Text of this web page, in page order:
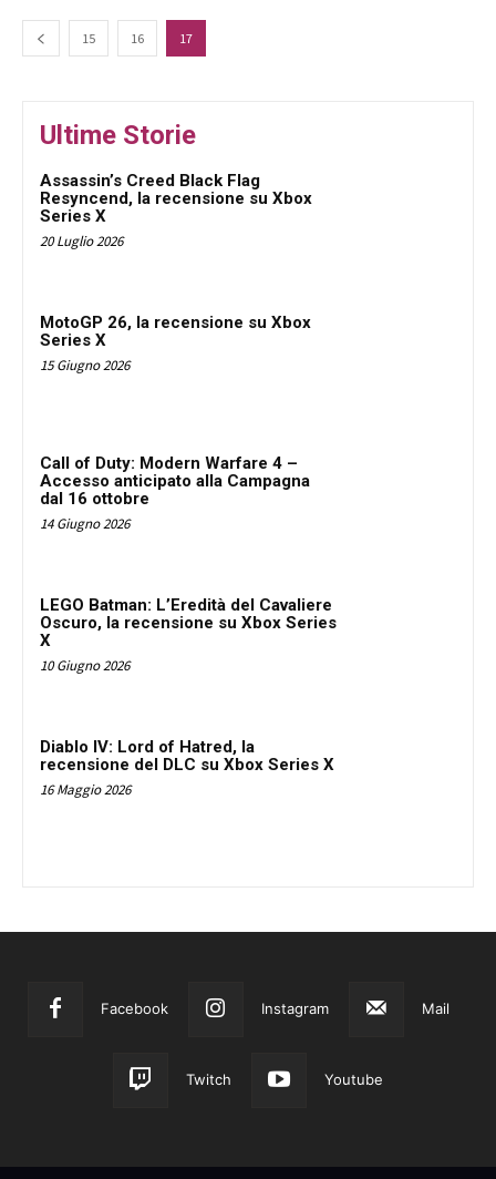
15 16 17
Ultime Storie
Assassin’s Creed Black Flag
Resyncend, la recensione su Xbox
Series X
20 Luglio 2026
MotoGP 26, la recensione su Xbox
Series X
15 Giugno 2026
Call of Duty: Modern Warfare 4 –
Accesso anticipato alla Campagna
dal 16 ottobre
14 Giugno 2026
LEGO Batman: L’Eredità del Cavaliere
Oscuro, la recensione su Xbox Series
X
10 Giugno 2026
Diablo IV: Lord of Hatred, la
recensione del DLC su Xbox Series X
16 Maggio 2026
Facebook Instagram Mail
Twitch Youtube